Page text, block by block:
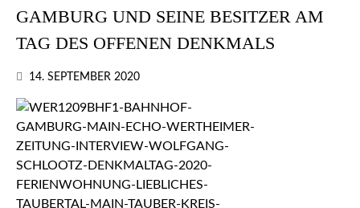
GAMBURG UND SEINE BESITZER AM
TAG DES OFFENEN DENKMALS
14. SEPTEMBER 2020